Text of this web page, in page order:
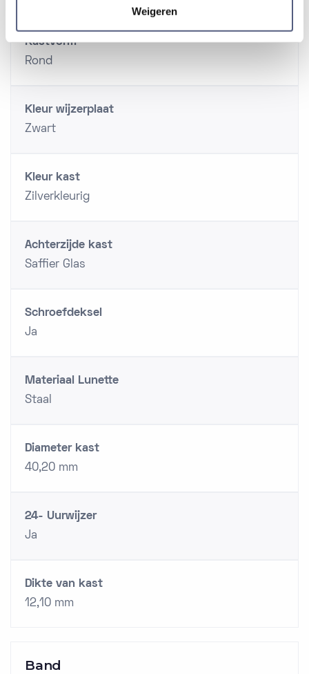
Weigeren
Kastvorm
Rond
Kleur wijzerplaat
Zwart
Kleur kast
Zilverkleurig
Achterzijde kast
Saffier Glas
Schroefdeksel
Ja
Materiaal Lunette
Staal
Diameter kast
40,20 mm
24- Uurwijzer
Ja
Dikte van kast
12,10 mm
Band